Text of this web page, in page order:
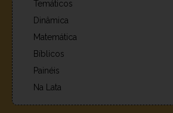
Temáticos
Dinâmica
Matemática
Bíblicos
Painéis
Na Lata